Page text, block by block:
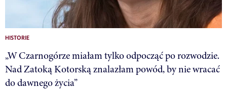
HISTORIE
„W Czarnogórze miałam tylko odpocząć po rozwodzie.
Nad Zatoką Kotorską znalazłam powód, by nie wracać
do dawnego życia”